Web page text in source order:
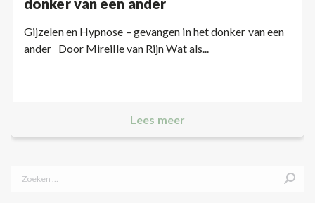
donker van een ander
Gijzelen en Hypnose – gevangen in het donker van een
ander Door Mireille van Rijn Wat als...
Lees meer
Search: